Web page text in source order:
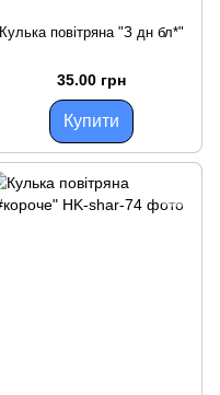
Кулька повітряна "З дн бл*"
35.00 грн
Купити